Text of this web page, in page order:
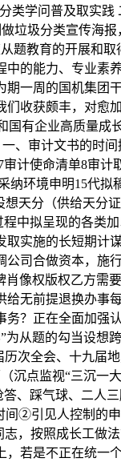
学问普及取实
圾分类宣传海报
题教育的开展和
的能力、专业素
一周的国机集团
收获颇丰，对愈
有企业高质量
、审计文书的时
计使命清单8审
环境申明15代
天分（供给天分
中拟呈现的各类
实施的长短期计
司合做资本，
像权版权乙方
无前提退换办事
？正在全面加强
从题的勾当设想
次全会、十九届
沉点监视“三沉一
、踩气球、二人
②引见人控制的
，按照成长工做
若是不正在统一